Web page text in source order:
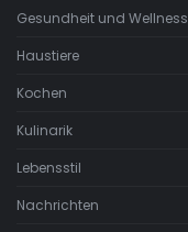
Gesundheit und Wellness
Haustiere
Kochen
Kulinarik
Lebensstil
Nachrichten